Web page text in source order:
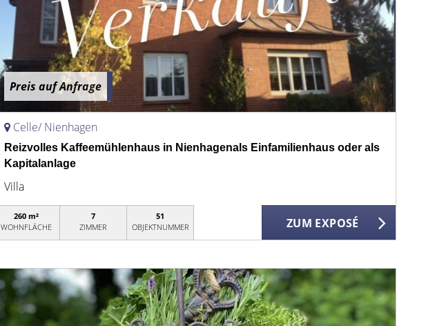
Preis auf Anfrage
Celle/ Nienhagen
Reizvolles Kaffeemühlenhaus in Nienhagenals Einfamilienhaus oder als
Kapitalanlage
Villa
260 m²
WOHNFLÄCHE
7
ZIMMER
51
OBJEKTNUMMER
ZUM EXPOSÉ